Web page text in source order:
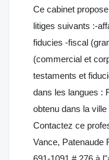
Ce cabinet
litiges suivants :-
fiducies -fiscal
(commercial et
testaments et
dans les langues :
obtenu dans la
Contactez ce
Vance, Patenaude